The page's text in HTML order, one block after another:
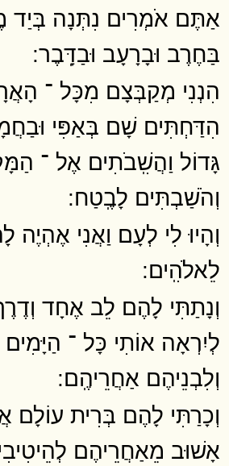
אַתֶּם אֹמְרִים נִתְּנָה בְּיַד
בַּחֶרֶב וּבָרָעָב וּבַדָּֽבֶר ׃
הִנְנִי מְקַבְּצָם מִכָּל ־
הִדַּחְתִּים שָׁם בְּאַפִּי
גָּדוֹל וַהֲשִֽׁבֹתִים אֶל ־
וְהֹשַׁבְתִּים לָבֶֽטַח ׃
וְהָיוּ לִי לְעָם וַאֲנִי אֶהְיֶה
לֵאלֹהִֽים ׃
וְנָתַתִּי לָהֶם לֵב אֶחָד
לְיִרְאָה אוֹתִי כָּל ־
וְלִבְנֵיהֶם אַחֲרֵיהֶֽם ׃
וְכָרַתִּי לָהֶם בְּרִית עוֹלָם
אָשׁוּב מֵאַחֲרֵיהֶם